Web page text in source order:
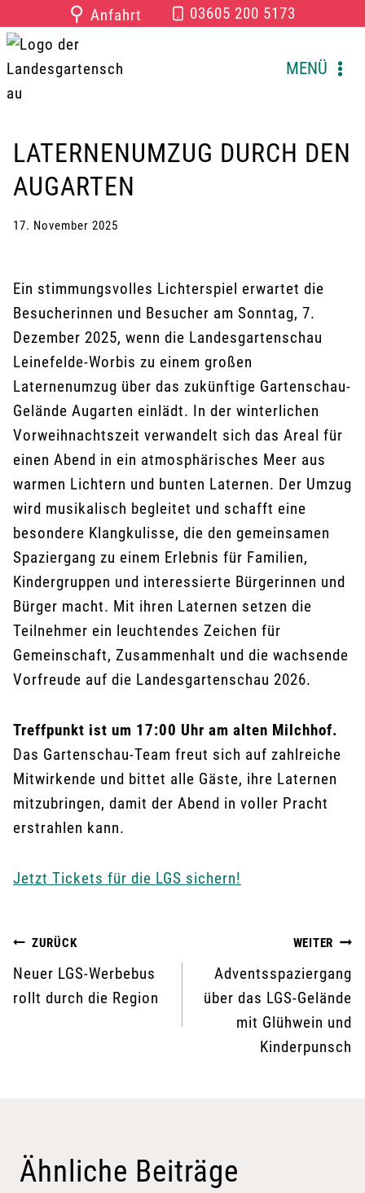
Inhalt
springen
⚲ Anfahrt 03605 200 5173
MENÜ
LATERNENUMZUG DURCH DEN
AUGARTEN
17. November 2025
Ein stimmungsvolles Lichterspiel erwartet die
Besucherinnen und Besucher am Sonntag, 7.
Dezember 2025, wenn die Landesgartenschau
Leinefelde-Worbis zu einem großen
Laternenumzug über das zukünftige Gartenschau-
Gelände Augarten einlädt. In der winterlichen
Vorweihnachtszeit verwandelt sich das Areal für
einen Abend in ein atmosphärisches Meer aus
warmen Lichtern und bunten Laternen. Der Umzug
wird musikalisch begleitet und schafft eine
besondere Klangkulisse, die den gemeinsamen
Spaziergang zu einem Erlebnis für Familien,
Kindergruppen und interessierte Bürgerinnen und
Bürger macht. Mit ihren Laternen setzen die
Teilnehmer ein leuchtendes Zeichen für
Gemeinschaft, Zusammenhalt und die wachsende
Vorfreude auf die Landesgartenschau 2026.
Treffpunkt ist um 17:00 Uhr am alten Milchhof.
Das Gartenschau-Team freut sich auf zahlreiche
Mitwirkende und bittet alle Gäste, ihre Laternen
mitzubringen, damit der Abend in voller Pracht
erstrahlen kann.
Jetzt Tickets für die LGS sichern!
Beitragsnavigation
ZURÜCK
Neuer LGS-Werbebus
rollt durch die Region
WEITER
Adventsspaziergang
über das LGS-Gelände
mit Glühwein und
Kinderpunsch
Ähnliche Beiträge